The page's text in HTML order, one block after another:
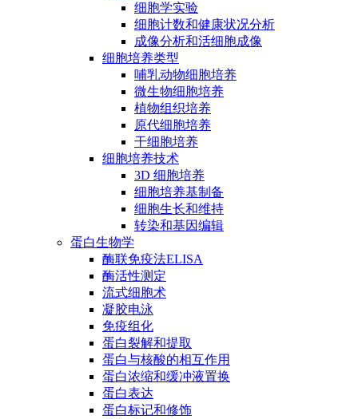
细胞学实验
细胞计数和健康状况分析
成像分析和活细胞成像
细胞培养类型
哺乳动物细胞培养
微生物细胞培养
植物组织培养
原代细胞培养
干细胞培养
细胞培养技术
3D 细胞培养
细胞培养基制备
细胞生长和维持
转染和基因编辑
蛋白生物学
酶联免疫法ELISA
酶活性测定
流式细胞术
凝胶电泳
免疫组化
蛋白裂解和提取
蛋白与核酸的相互作用
蛋白浓缩和缓冲液置换
蛋白表达
蛋白标记和修饰